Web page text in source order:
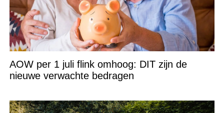
AOW per 1 juli flink omhoog: DIT zijn de
nieuwe verwachte bedragen